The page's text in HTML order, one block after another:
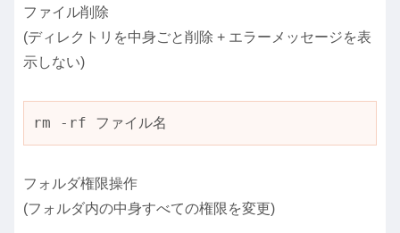
ファイル削除
(ディレクトリを中身ごと削除 + エラーメッセージを表
示しない)
rm -rf ファイル名
フォルダ権限操作
(フォルダ内の中身すべての権限を変更)